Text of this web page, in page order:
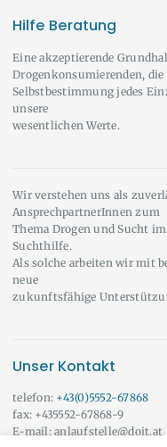
Hilfe Beratung
Eine akzeptierende
Drogenkonsumierenden, die
Selbstbestimmung jedes
unsere
wesentlichen Werte.
Wir verstehen uns als
AnsprechpartnerInnen zum
Thema Drogen und Sucht
Suchthilfe.
Als solche arbeiten wir mit
neue
zukunftsfähige
Unser Kontakt
telefon: +43(0)5552-67868
fax: +435552-67868-9
E-mail: anlaufstelle@doit.at